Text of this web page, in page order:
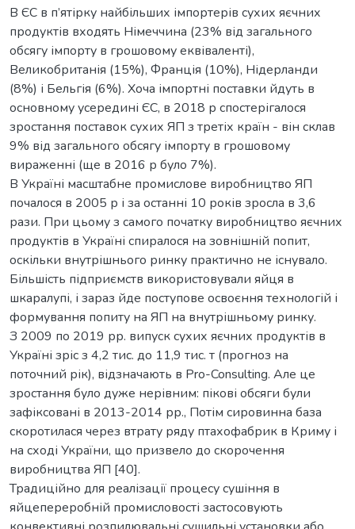
В ЄС в п’ятірку найбільших імпортерів сухих яєчних
продуктів входять Німеччина (23% від загального
обсягу імпорту в грошовому еквіваленті),
Великобританія (15%), Франція (10%), Нідерланди
(8%) і Бельгія (6%). Хоча імпортні поставки йдуть в
основному усередині ЄС, в 2018 р спостерігалося
зростання поставок сухих ЯП з третіх країн - він склав
9% від загального обсягу імпорту в грошовому
вираженні (ще в 2016 р було 7%).
В Україні масштабне промислове виробництво ЯП
почалося в 2005 р і за останні 10 років зросла в 3,6
рази. При цьому з самого початку виробництво яєчних
продуктів в Україні спиралося на зовнішній попит,
оскільки внутрішнього ринку практично не існувало.
Більшість підприємств використовували яйця в
шкаралупі, і зараз йде поступове освоєння технологій і
формування попиту на ЯП на внутрішньому ринку.
З 2009 по 2019 рр. випуск сухих яєчних продуктів в
Україні зріс з 4,2 тис. до 11,9 тис. т (прогноз на
поточний рік), відзначають в Pro-Consulting. Але це
зростання було дуже нерівним: пікові обсяги були
зафіксовані в 2013-2014 рр., Потім сировинна база
скоротилася через втрату ряду птахофабрик в Криму і
на сході України, що призвело до скорочення
виробництва ЯП [40].
Традиційно для реалізації процесу сушіння в
яйцепереробній промисловості застосовують